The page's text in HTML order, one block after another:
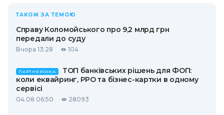
ТАКОЖ ЗА ТЕМОЮ
Справу Коломойського про 9,2 млрд грн
передали до суду
Вчора 13:28 104
ПАРТНЕРСЬКА
ТОП банківських рішень для ФОП:
коли еквайринг, РРО та бізнес-картки в одному
сервісі
04.08 06:50 28093